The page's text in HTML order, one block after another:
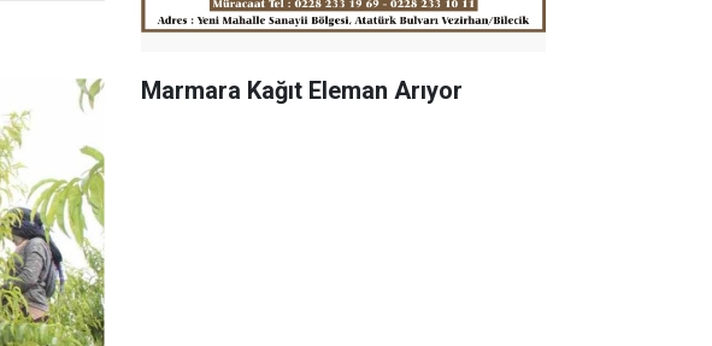
Marmara Kağıt Eleman Arıyor